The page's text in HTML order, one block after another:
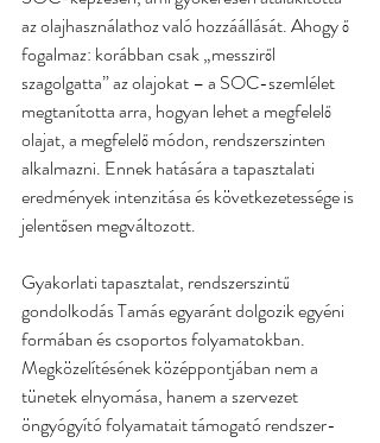
az olajhasználathoz való hozzáállását. Ahogy ő
fogalmaz: korábban csak „messziről
szagolgatta” az olajokat – a SOC-szemlélet
megtanította arra, hogyan lehet a megfelelő
olajat, a megfelelő módon, rendszerszinten
alkalmazni. Ennek hatására a tapasztalati
eredmények intenzitása és következetessége is
jelentősen megváltozott.
Gyakorlati tapasztalat, rendszerszintű
gondolkodás Tamás egyaránt dolgozik egyéni
formában és csoportos folyamatokban.
Megközelítésének középpontjában nem a
tünetek elnyomása, hanem a szervezet
öngyógyító folyamatait támogató rendszer-